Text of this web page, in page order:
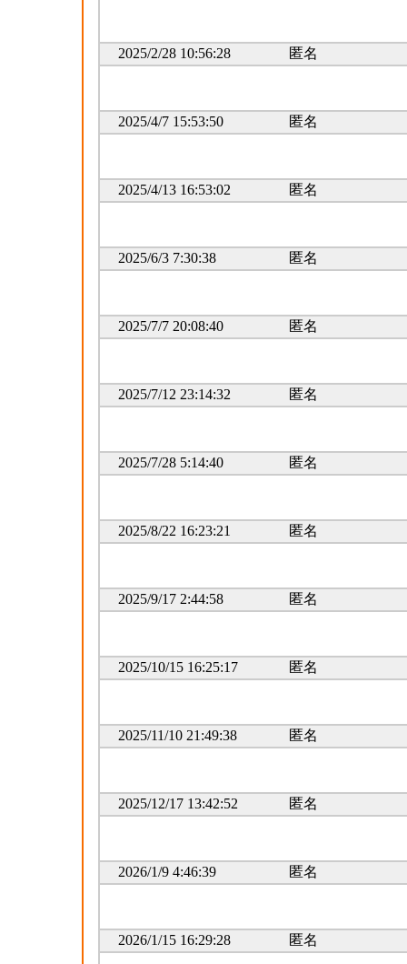
2025/2/28 10:56:28 匿名
2025/4/7 15:53:50 匿名
2025/4/13 16:53:02 匿名
2025/6/3 7:30:38 匿名
2025/7/7 20:08:40 匿名
2025/7/12 23:14:32 匿名
2025/7/28 5:14:40 匿名
2025/8/22 16:23:21 匿名
2025/9/17 2:44:58 匿名
2025/10/15 16:25:17 匿名
2025/11/10 21:49:38 匿名
2025/12/17 13:42:52 匿名
2026/1/9 4:46:39 匿名
2026/1/15 16:29:28 匿名